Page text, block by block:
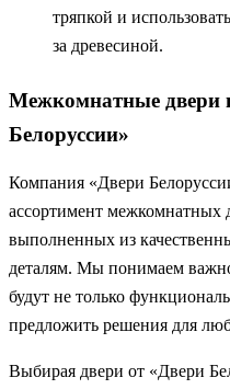
тряпкой и
за древесиной.
Межкомнатные двери
Белоруссии»
Компания «Двери
ассортимент межкомнатных
выполненных из
деталям. Мы понимаем
будут не только
предложить решения для
Выбирая двери от «Двери